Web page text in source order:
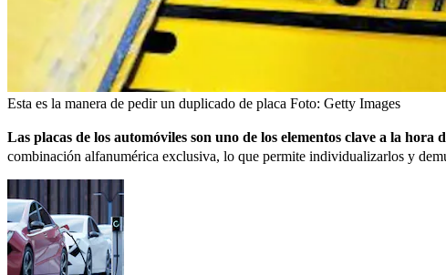
Esta es la manera de pedir un duplicado de placa Foto: Getty Images
Las placas de los automóviles son uno de los elementos clave a la
combinación alfanumérica exclusiva, lo que permite individualizarlos y